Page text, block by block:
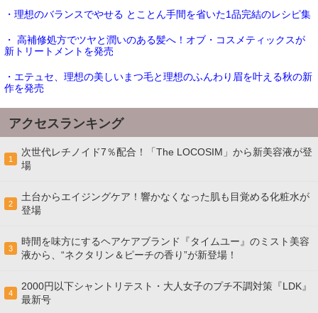
・理想のバランスでやせる とことん手間を省いた1品完結のレシピ集
・ 高補修処方でツヤと潤いのある髪へ！オブ・コスメティックスが
新トリートメントを発売
・エテュセ、理想の美しいまつ毛と理想のふんわり眉を叶える秋の新
作を発売
アクセスランキング
1
次世代レチノイド7％配合！「The LOCOSIM」から新美容液が登
場
2
土台からエイジングケア！響かなくなった肌も目覚める化粧水が
登場
3
時間を味方にするヘアケアブランド『タイムユー』のミスト美容
液から、“ネクタリン＆ピーチの香り”が新登場！
4
2000円以下シャントリテスト・大人女子のプチ不調対策『LDK』
最新号